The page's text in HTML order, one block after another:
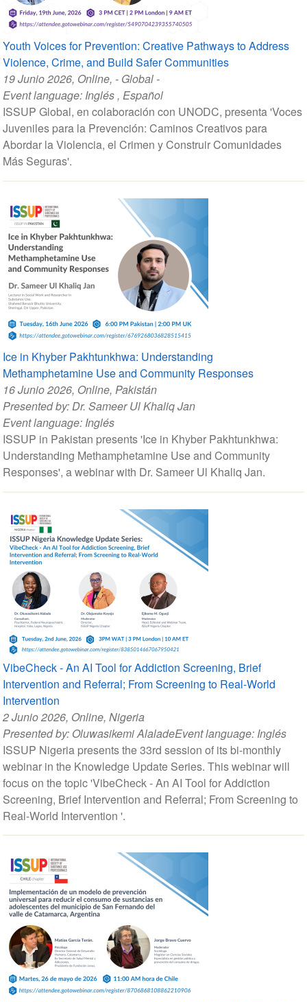
Youth Voices for Prevention: Creative Pathways to Address
Violence, Crime, and Build Safer Communities
19 Junio 2026, Online, - Global -
Event language: Inglés, Español
ISSUP Global, en colaboración con UNODC, presenta 'Voces
Juveniles para la Prevención: Caminos Creativos para
Abordar la Violencia, el Crimen y Construir Comunidades
Más Seguras'.
Ice in Khyber Pakhtunkhwa: Understanding
Methamphetamine Use and Community Responses
16 Junio 2026, Online, Pakistán
Presented by:Dr. Sameer Ul Khaliq Jan
Event language: Inglés
ISSUP in Pakistan presents 'Ice in Khyber Pakhtunkhwa:
Understanding Methamphetamine Use and Community
Responses', a webinar with Dr. Sameer Ul Khaliq Jan.
VibeCheck - An AI Tool for Addiction Screening, Brief
Intervention and Referral; From Screening to Real-World
Intervention
2 Junio 2026, Online, Nigeria
Presented by: Oluwasikemi AlaladeEvent language: Inglés
ISSUP Nigeria presents the 33rd session of its bi-monthly
webinar in the Knowledge Update Series. This webinar will
focus on the topic 'VibeCheck - An AI Tool for Addiction
Screening, Brief Intervention and Referral; From Screening to
Real-World Intervention '.